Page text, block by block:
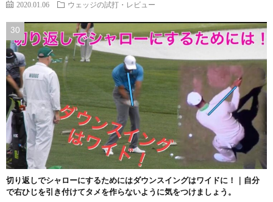
2020.01.06 ウェッジの試打・レビュー
切り返しでシャローにするためにはダウンスイングはワイドに！｜自分
で右ひじを引き付けてタメを作らないように気をつけましょう。